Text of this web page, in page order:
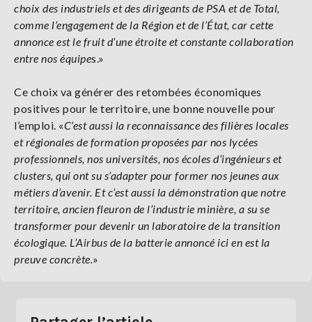
choix des industriels et des dirigeants de PSA et de Total,
comme l’engagement de la Région et de l’État, car cette
annonce est le fruit d’une étroite et constante collaboration
entre nos équipes.»
Ce choix va générer des retombées économiques
positives pour le territoire, une bonne nouvelle pour
l’emploi. «C’est aussi la reconnaissance des filières locales
et régionales de formation proposées par nos lycées
professionnels, nos universités, nos écoles d’ingénieurs et
clusters, qui ont su s’adapter pour former nos jeunes aux
métiers d’avenir. Et c’est aussi la démonstration que notre
territoire, ancien fleuron de l’industrie minière, a su se
transformer pour devenir un laboratoire de la transition
écologique. L’Airbus de la batterie annoncé ici en est la
preuve concrète. »